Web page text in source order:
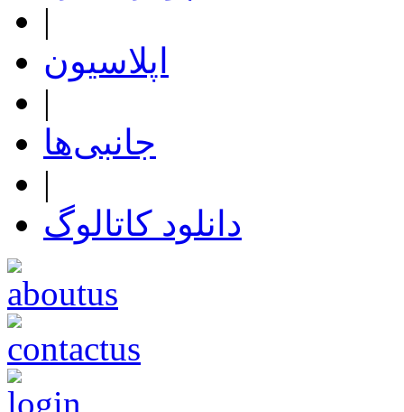
|
اپلاسیون
|
جانبی‌ها
|
دانلود کاتالوگ